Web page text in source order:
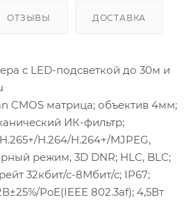
ОТЗЫВЫ ДОСТАВКА
с LED-подсветкой до 30м и
CMOS матрица; объектив 4мм;
ИК-фильтр;
H.264/H.264+/MJPEG,
режим, 3D DNR; HLC, BLC;
32кбит/с-8Мбит/с; IP67;
PoE(IEEE 802.3af); 4,5Вт